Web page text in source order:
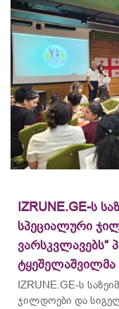
IZRUNE.GE-ს
სპეციალური
ვარსკვლავებს“
ტყეშელაშვილმა
IZRUNE.GE-ს
ჯილდოები და